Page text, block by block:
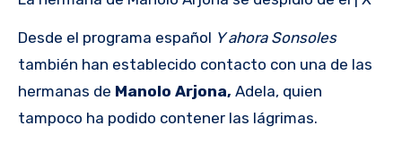
Desde el programa español Y ahora Sonsoles
también han establecido contacto con una de las
hermanas de Manolo Arjona, Adela, quien
tampoco ha podido contener las lágrimas.